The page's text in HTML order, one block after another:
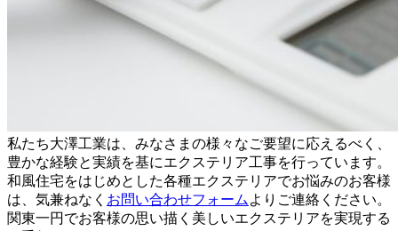
私たち大澤工業は、みなさまの様々なご要望に応えるべく、
豊かな経験と実績を基にエクステリア工事を行っています。
和風住宅をはじめとした各種エクステリアでお悩みのお客様
は、気兼ねなく お問い合わせフォーム よりご連絡ください。
関東一円でお客様の思い描く美しいエクステリアを実現する